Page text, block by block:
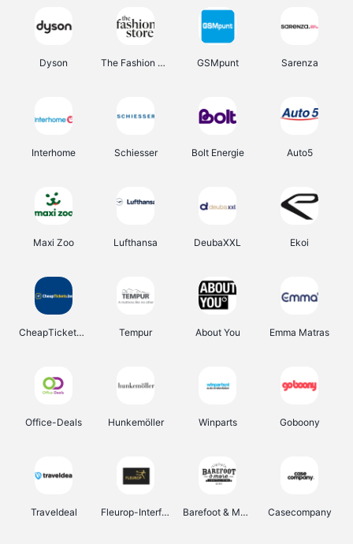
Dyson The Fashion Store GSMpunt Sarenza
Interhome Schiesser Bolt Energie Auto5
Maxi Zoo Lufthansa DeubaXXL Ekoi
CheapTickets.be Tempur About You Emma Matras
Office-Deals Hunkemöller Winparts Goboony
Traveldeal Fleurop-Interflora Barefoot & More Casecompany